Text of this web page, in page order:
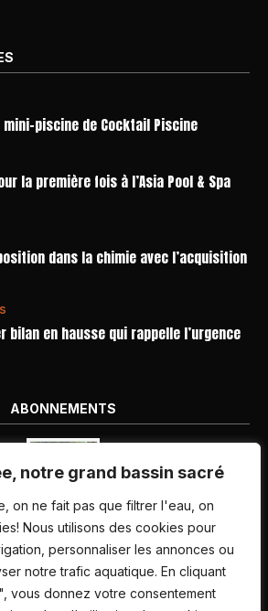
notre grand bassin sacré
on ne fait pas que filtrer l'eau, on
Nous utilisons des cookies pour
personnaliser les annonces ou
notre trafic aquatique. En cliquant
vous donnez votre consentement
piscine de Cocktail Piscine
la première fois à l’Asia Pool & Spa
dans la chimie avec l’acquisition
bilan en hausse qui rappelle l’urgence
ABONNEMENTS
dernières parutions
magazine